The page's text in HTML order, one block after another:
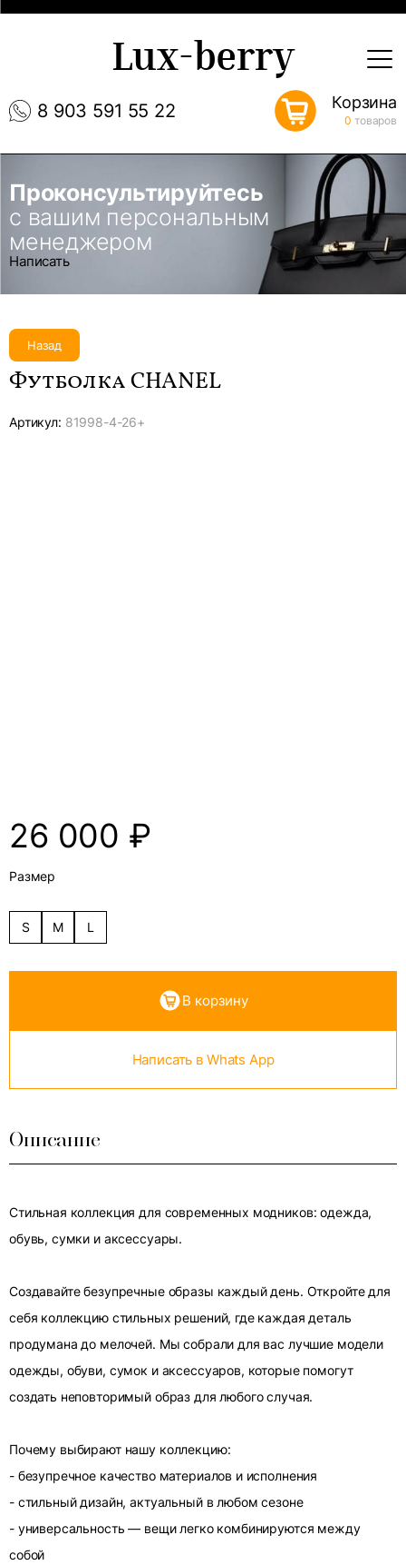
8 903 591 55 22
Lux-berry
Корзина
0 товаров
Проконсультируйтесь
с вашим персональным
менеджером
Написать
Назад
Футболка CHANEL
Артикул: 81998-4-26+
26 000 ₽
Размер
S M L
В корзину
Написать в Whats App
Описание
Стильная коллекция для современных модников: одежда,
обувь, сумки и аксессуары.
Создавайте безупречные образы каждый день. Откройте для
себя коллекцию стильных решений, где каждая деталь
продумана до мелочей. Мы собрали для вас лучшие модели
одежды, обуви, сумок и аксессуаров, которые помогут
создать неповторимый образ для любого случая.
Почему выбирают нашу коллекцию:
- безупречное качество материалов и исполнения
- стильный дизайн, актуальный в любом сезоне
- универсальность — вещи легко комбинируются между
собой